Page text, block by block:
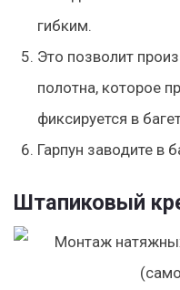
гибким.
Это позволит
полотна, которое
фиксируется в
Гарпун заводите в
Штапиковый